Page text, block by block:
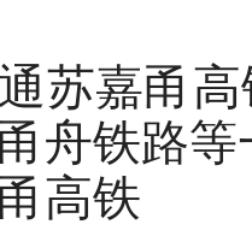
嘉甬高
舟铁路
高铁